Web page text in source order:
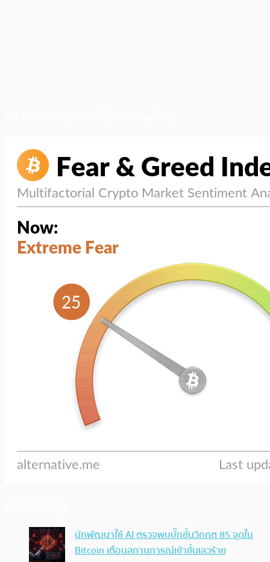
นักพัฒนาใช้ AI ตรวจพบบั๊กขั้นวิกฤต 85 จุดใน
Bitcoin เตือนสถานการณ์เข้าขั้นเลวร้าย